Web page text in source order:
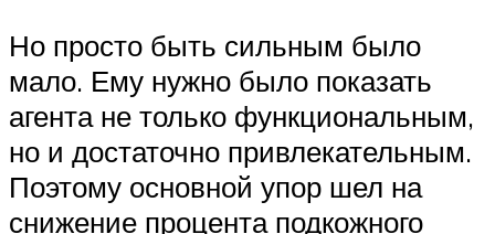
Но просто быть сильным было
мало. Ему нужно было показать
агента не только функциональным,
но и достаточно привлекательным.
Поэтому основной упор шел на
снижение процента подкожного